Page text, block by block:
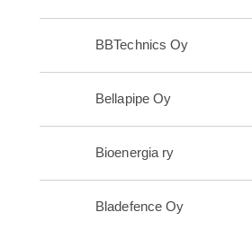
BBTechnics Oy
Bellapipe Oy
Bioenergia ry
Bladefence Oy